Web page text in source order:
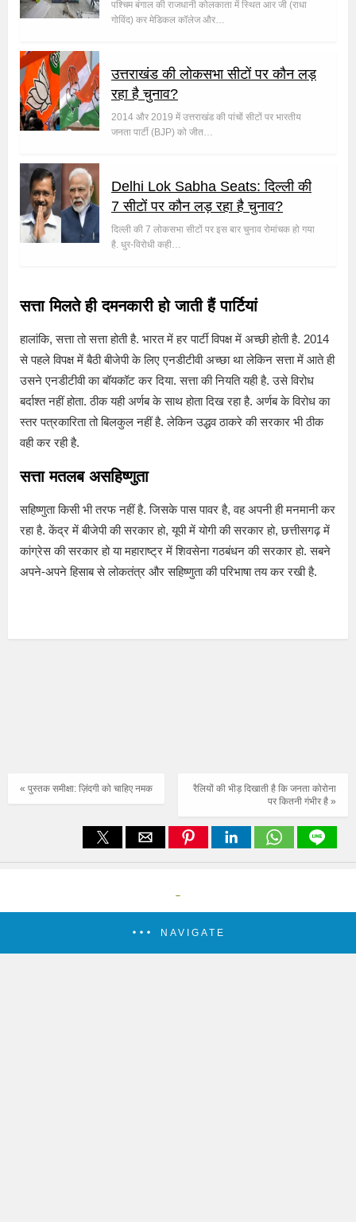
पश्चिम बंगाल की राजधानी कोलकाता में स्थित आर जी (राधा
गोविंद) कर मेडिकल कॉलेज और…
उत्तराखंड की लोकसभा सीटों पर कौन लड़
रहा है चुनाव?
2014 और 2019 में उत्तराखंड की पांचों सीटों पर भारतीय
जनता पार्टी (BJP) को जीत…
Delhi Lok Sabha Seats: दिल्ली की
7 सीटों पर कौन लड़ रहा है चुनाव?
दिल्ली की 7 लोकसभा सीटों पर इस बार चुनाव रोमांचक हो गया
है. धुर-विरोधी कही…
सत्ता मिलते ही दमनकारी हो जाती हैं पार्टियां
हालांकि, सत्ता तो सत्ता होती है. भारत में हर पार्टी विपक्ष में अच्छी होती है. 2014
से पहले विपक्ष में बैठी बीजेपी के लिए एनडीटीवी अच्छा था लेकिन सत्ता में आते ही
उसने एनडीटीवी का बॉयकॉट कर दिया. सत्ता की नियति यही है. उसे विरोध
बर्दाश्त नहीं होता. ठीक यही अर्णब के साथ होता दिख रहा है. अर्णब के विरोध का
स्तर पत्रकारिता तो बिलकुल नहीं है. लेकिन उद्धव ठाकरे की सरकार भी ठीक
वही कर रही है.
सत्ता मतलब असहिष्णुता
सहिष्णुता किसी भी तरफ नहीं है. जिसके पास पावर है, वह अपनी ही मनमानी कर
रहा है. केंद्र में बीजेपी की सरकार हो, यूपी में योगी की सरकार हो, छत्तीसगढ़ में
कांग्रेस की सरकार हो या महाराष्ट्र में शिवसेना गठबंधन की सरकार हो. सबने
अपने-अपने हिसाब से लोकतंत्र और सहिष्णुता की परिभाषा तय कर रखी है.
रैलियों की भीड़ दिखाती है कि जनता कोरोना
पर कितनी गंभीर है »
« पुस्तक समीक्षा: ज़िंदगी को चाहिए नमक